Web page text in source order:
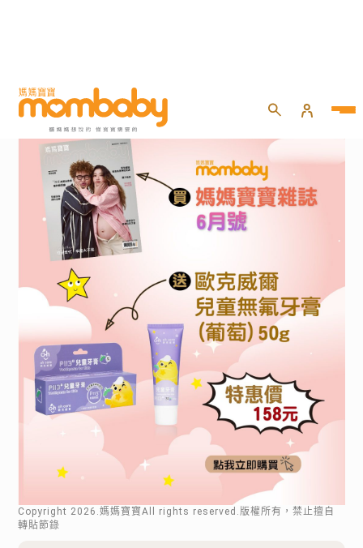
Copyright 2026 .媽媽寶寶All rights reserved.版權所有，禁止擅自
轉貼節錄